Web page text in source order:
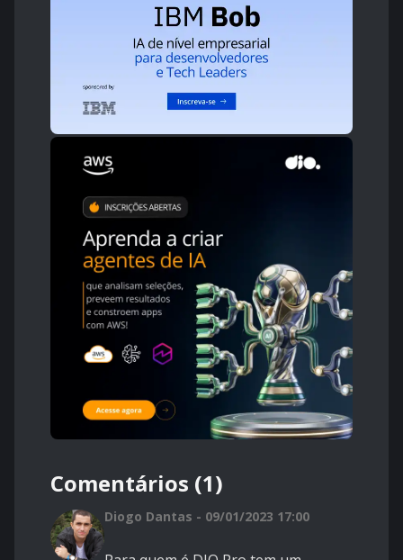
Comentários (1)
Diogo Dantas - 09/01/2023 17:00